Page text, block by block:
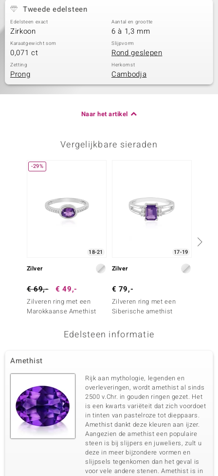
Tweede edelsteen
Edelsteen exact
Zirkoon
Aantal en grootte
6 à 1,3 mm
Karaatgewicht som
0,071 ct
Slijpvorm
Rond geslepen
Zetting
Prong
Herkomst
Cambodja
Naar het artikel
Vergelijkbare sieraden
-29%
18-21
Zilver
€ 69,- € 49,-
Zilveren ring met een
Marokkaanse Amethist
17-19
Zilver
€ 79,-
Zilveren ring met een
Siberische amethist
Edelsteen informatie
Amethist
Rijk aan mythologie, legenden en
overleveringen, wordt amethist al sinds
2500 v.Chr. in gouden ringen gezet. Het
is een kwarts variëteit dat zich voordoet
in tinten van pastelroze tot dieppaars.
Amethist dankt deze kleuren aan ijzer.
Aangezien de amethist een populaire
steen is bij slijpers en juweliers, zult u
deze in meer bijzondere vormen en
slijpsels tegenkomen dan het geval is
voor vele andere stenen. Amethist is in